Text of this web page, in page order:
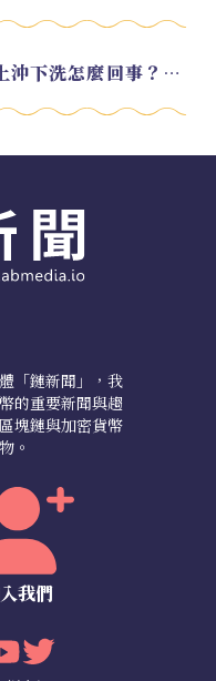
EP.213 川普大攪局：袋鼠市上沖下洗怎麼回事？feat. Alvin
「鏈新聞」，我
的重要新聞與趨
塊鏈與加密貨幣
。
我們